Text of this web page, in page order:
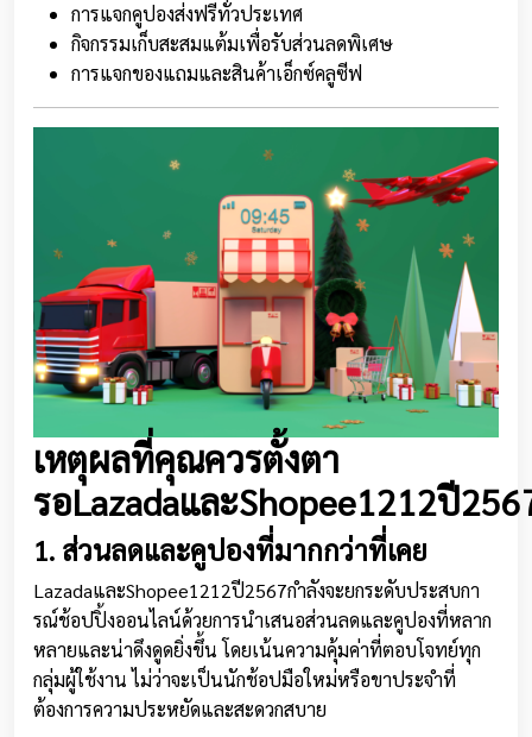
การแจกคูปองส่งฟรีทั่วประเทศ
กิจกรรมเก็บสะสมแต้มเพื่อรับส่วนลดพิเศษ
การแจกของแถมและสินค้าเอ็กซ์คลูซีฟ
เหตุผลที่คุณควรตั้งตา
รอLazadaและShopee1212ปี
1. ส่วนลดและคูปองที่มากกว่าที่เคย
LazadaและShopee1212ปี2567กำลังจะยกระดับประสบกา
รณ์ช้อปปิ้งออนไลน์ด้วยการนำเสนอส่วนลดและคูปองที่หลาก
หลายและน่าดึงดูดยิ่งขึ้น โดยเน้นความคุ้มค่าที่ตอบโจทย์ทุก
กลุ่มผู้ใช้งาน ไม่ว่าจะเป็นนักช้อปมือใหม่หรือขาประจำที่
ต้องการความประหยัดและสะดวกสบาย